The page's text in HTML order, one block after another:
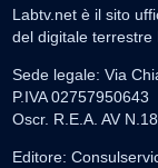
Labtv.net è il sito
del digitale terrestre
Sede legale: Via
P.IVA 02757950643
Oscr. R.E.A. AV
Editore: